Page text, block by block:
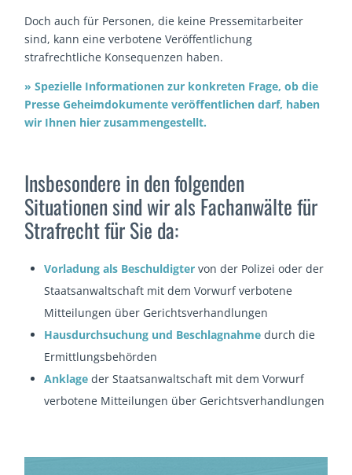
Doch auch für Personen, die keine Pressemitarbeiter
sind, kann eine verbotene Veröffentlichung
strafrechtliche Konsequenzen haben.
» Spezielle Informationen zur konkreten Frage, ob die
Presse Geheimdokumente veröffentlichen darf, haben
wir Ihnen hier zusammengestellt.
Insbesondere in den folgenden
Situationen sind wir als Fachanwälte für
Strafrecht für Sie da:
Vorladung als Beschuldigter von der Polizei oder der
Staatsanwaltschaft mit dem Vorwurf verbotene
Mitteilungen über Gerichtsverhandlungen
Hausdurchsuchung und Beschlagnahme durch die
Ermittlungsbehörden
Anklage der Staatsanwaltschaft mit dem Vorwurf
verbotene Mitteilungen über Gerichtsverhandlungen